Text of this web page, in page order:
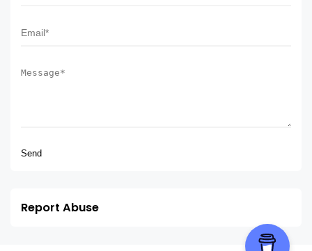
Report Abuse